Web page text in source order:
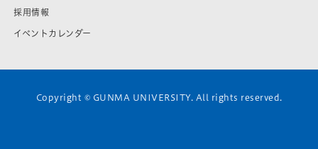
採用情報
イベントカレンダー
Copyright © GUNMA UNIVERSITY. All rights reserved.